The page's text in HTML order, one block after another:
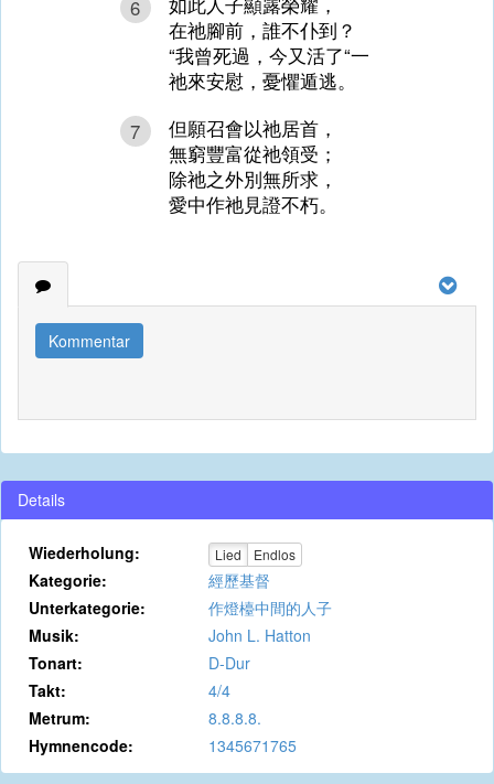
6
在祂腳前，誰不仆到？
“我曾死過，今又活了“一
祂來安慰，憂懼遁逃。
7
但願召會以祂居首，
無窮豐富從祂領受；
除祂之外別無所求，
愛中作祂見證不朽。
Kommentar
Details
Wiederholung: Lied Endlos
Kategorie:
經歷基督
Unterkategorie:
作燈檯中間的人子
Musik:
John L. Hatton
Tonart:
D-Dur
Takt:
4/4
Metrum:
8.8.8.8.
Hymnencode:
1345671765